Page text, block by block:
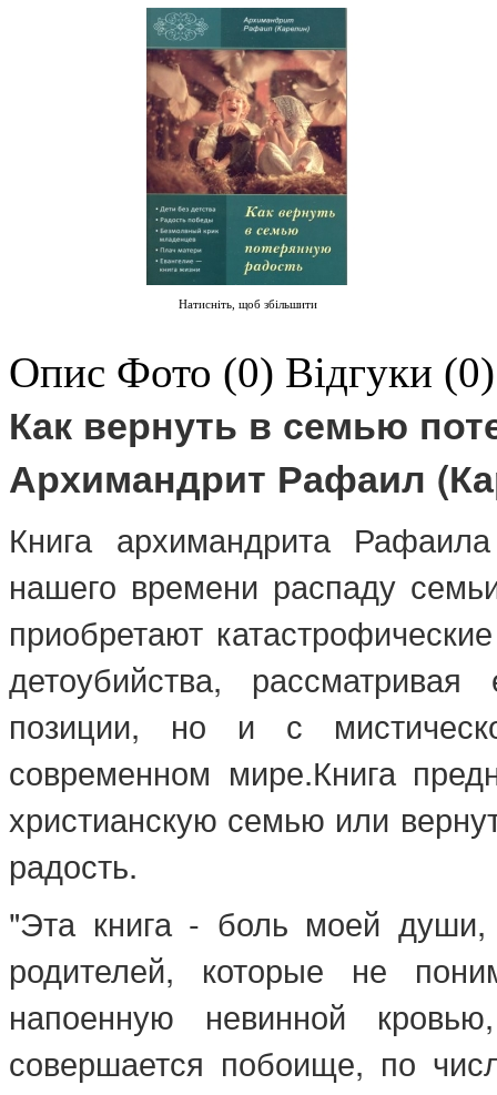
Натисніть, щоб збільшити
Опис Фото (0) Відгуки (0)
Как вернуть в семью
Архимандрит Рафаил
Книга архимандрита
нашего времени распаду
приобретают
детоубийства,
позиции, но и с
современном мире.Книга
христианскую семью или
радость.
"Эта книга - боль моей
родителей, которые не
напоенную невинной
совершается побоище, по